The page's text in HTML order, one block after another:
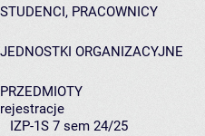
STUDENCI, PRACOWNICY
JEDNOSTKI ORGANIZACYJNE
PRZEDMIOTY
rejestracje
IZP-1S 7 sem 24/25